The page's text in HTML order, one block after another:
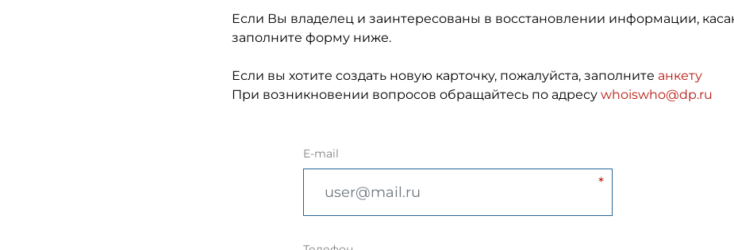
Если Вы владелец и заинтересованы в восстановлении информации,
заполните форму ниже.
Если вы хотите создать новую карточку, пожалуйста, заполните анкету
При возникновении вопросов обращайтесь по адресу whoiswho@dp.ru
E-mail